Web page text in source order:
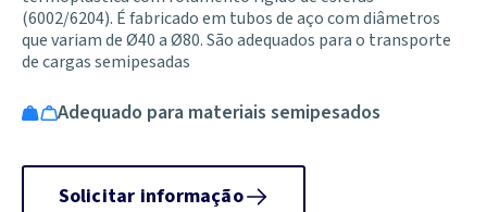
(6002/6204). É fabricado em tubos de aço com diâmetros
que variam de Ø40 a Ø80. São adequados para o transporte
de cargas semipesadas
Adequado para materiais semipesados
Solicitar informação